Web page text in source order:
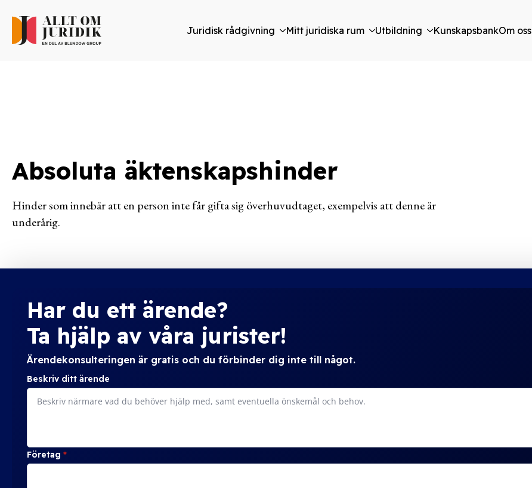
Juridisk rådgivning Mitt juridiska rum Utbildning KunskapsbankOm oss
Absoluta äktenskapshinder
Hinder som innebär att en person inte får gifta sig överhuvudtaget, exempelvis att denne är
underårig.
Har du ett ärende?
Ta hjälp av våra jurister!
Ärendekonsulteringen är gratis och du förbinder dig inte till något.
Beskriv ditt ärende
Företag *